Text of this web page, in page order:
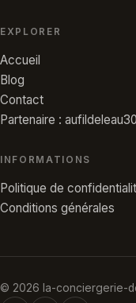
EXPLORER
Accueil
Blog
Contact
Partenaire :
INFORMATIONS
Politique de
Conditions générales
© 2026 la-conciergerie-